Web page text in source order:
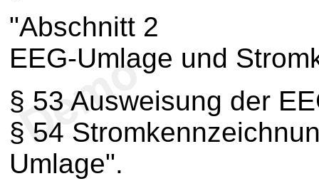
"Abschnitt 2
EEG-Umlage und
§ 53 Ausweisung der
§ 54
Umlage".